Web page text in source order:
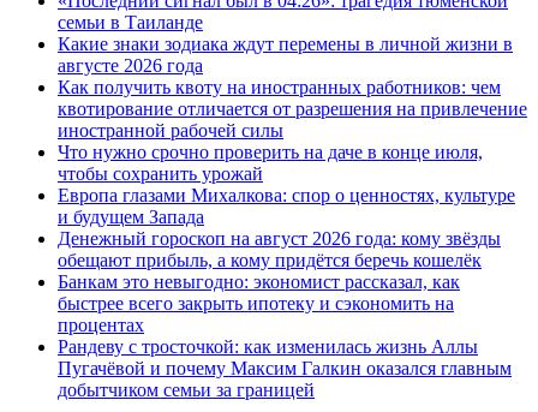
семьи в Таиланде
Какие знаки зодиака ждут перемены в личной жизни в
августе 2026 года
Как получить квоту на иностранных работников: чем
квотирование отличается от разрешения на привлечение
иностранной рабочей силы
Что нужно срочно проверить на даче в конце июля,
чтобы сохранить урожай
Европа глазами Михалкова: спор о ценностях, культуре
и будущем Запада
Денежный гороскоп на август 2026 года: кому звёзды
обещают прибыль, а кому придётся беречь кошелёк
Банкам это невыгодно: экономист рассказал, как
быстрее всего закрыть ипотеку и сэкономить на
процентах
Рандеву с тросточкой: как изменилась жизнь Аллы
Пугачёвой и почему Максим Галкин оказался главным
добытчиком семьи за границей